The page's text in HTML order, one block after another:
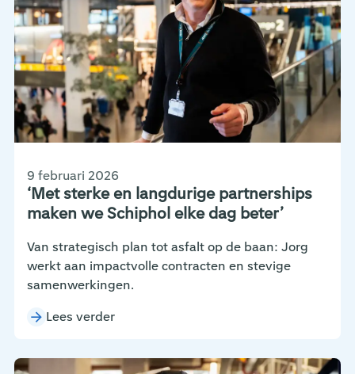
‘Met sterke en langdurige partnerships
maken we Schiphol elke dag beter’
9 februari 2026
Van strategisch plan tot asfalt op de baan: Jorg
werkt aan impactvolle contracten en stevige
samenwerkingen.
Lees verder